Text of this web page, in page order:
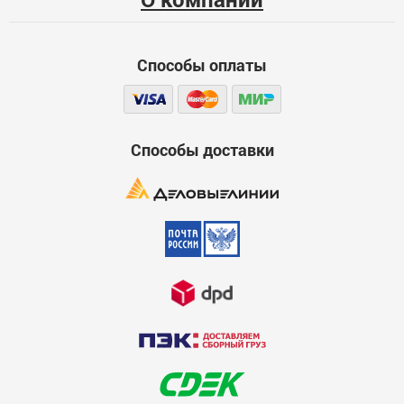
Способы оплаты
Способы доставки